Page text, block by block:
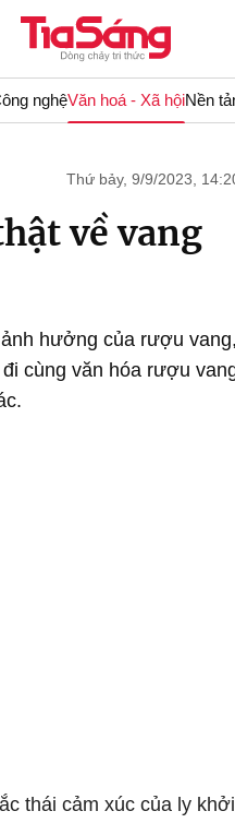
nghệVăn hoá - Xã hộiNền
Thứ bảy, 9/9/2023,
về vang
hưởng của rượu
cùng văn hóa rượu
thái cảm xúc của ly